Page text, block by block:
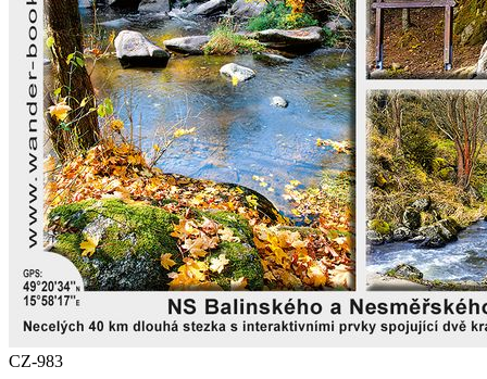
CZ-983